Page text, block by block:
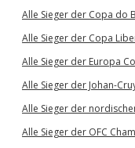
Alle Sieger der Copa do
Alle Sieger der Copa
Alle Sieger der Europa
Alle Sieger der Johan-
Alle Sieger der
Alle Sieger der OFC